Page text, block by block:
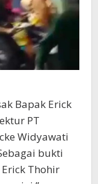
Bapak Erick
PT
Widyawati
bukti
Thohir